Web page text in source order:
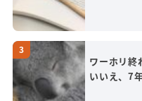
ワーホリ
いいえ、7